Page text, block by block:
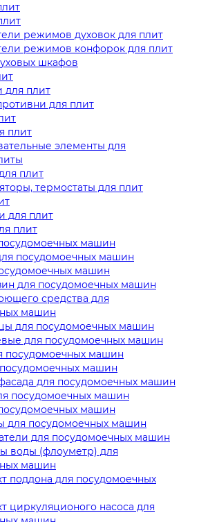
режимов духовок для плит
режимов конфорок для плит
шкафов
для плит
для плит
плит
элементы для
плит
термостаты для плит
для плит
плит
машин
посудомоечных машин
машин
для посудомоечных машин
средства для
машин
для посудомоечных машин
для посудомоечных машин
посудомоечных машин
машин
для посудомоечных машин
посудомоечных машин
машин
для посудомоечных машин
для посудомоечных машин
воды (флоуметр) для
машин
поддона для посудомоечных
циркуляционого насоса для